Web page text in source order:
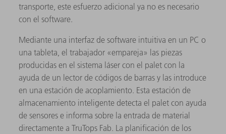
transporte, este esfuerzo adicional ya no es necesario
con el software.
Mediante una interfaz de software intuitiva en un PC o
una tableta, el trabajador «empareja» las piezas
producidas en el sistema láser con el palet con la
ayuda de un lector de códigos de barras y las introduce
en una estación de acoplamiento. Esta estación de
almacenamiento inteligente detecta el palet con ayuda
de sensores e informa sobre la entrada de material
directamente a TruTops Fab. La planificación de los